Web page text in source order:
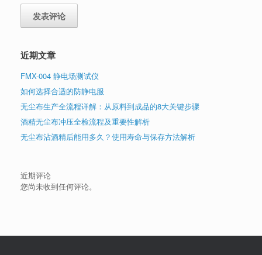
近期文章
FMX-004 静电场测试仪
如何选择合适的防静电服
无尘布生产全流程详解：从原料到成品的8大关键步骤
酒精无尘布冲压全检流程及重要性解析
无尘布沾酒精后能用多久？使用寿命与保存方法解析
近期评论
您尚未收到任何评论。